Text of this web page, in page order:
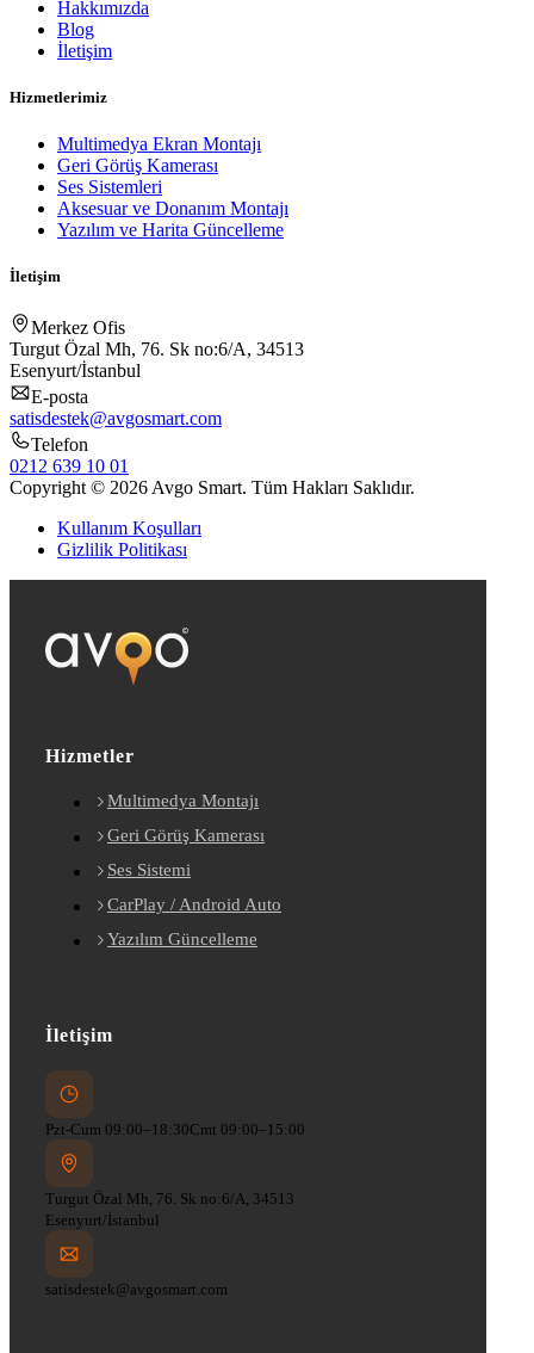
Hakkımızda
Blog
İletişim
Hizmetlerimiz
Multimedya Ekran Montajı
Geri Görüş Kamerası
Ses Sistemleri
Aksesuar ve Donanım Montajı
Yazılım ve Harita Güncelleme
İletişim
Merkez Ofis
Turgut Özal Mh, 76. Sk no:6/A, 34513
Esenyurt/İstanbul
E-posta
satisdestek@avgosmart.com
Telefon
0212 639 10 01
Copyright © 2026 Avgo Smart. Tüm Hakları Saklıdır.
Kullanım Koşulları
Gizlilik Politikası
Hizmetler
Multimedya Montajı
Geri Görüş Kamerası
Ses Sistemi
CarPlay / Android Auto
Yazılım Güncelleme
İletişim
Pzt-Cum 09:00–18:30Cmt 09:00–15:00
Turgut Özal Mh, 76. Sk no:6/A, 34513
Esenyurt/İstanbul
satisdestek@avgosmart.com